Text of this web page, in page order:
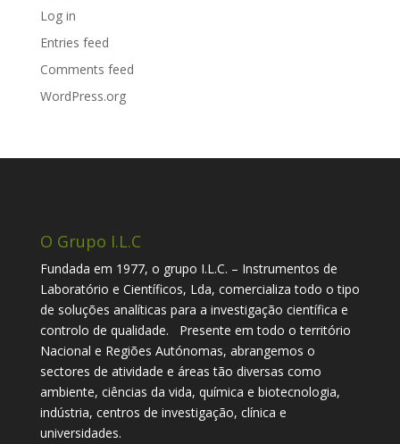
Log in
Entries feed
Comments feed
WordPress.org
O Grupo I.L.C
Fundada em 1977, o grupo I.L.C. – Instrumentos de
Laboratório e Científicos, Lda, comercializa todo o tipo
de soluções analíticas para a investigação científica e
controlo de qualidade. Presente em todo o território
Nacional e Regiões Autónomas, abrangemos o
sectores de atividade e áreas tão diversas como
ambiente, ciências da vida, química e biotecnologia,
indústria, centros de investigação, clínica e
universidades.